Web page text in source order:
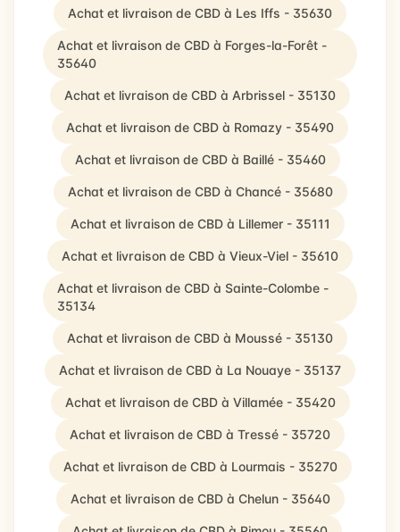
Achat et livraison de CBD à Les Iffs - 35630
Achat et livraison de CBD à Forges-la-Forêt -
35640
Achat et livraison de CBD à Arbrissel - 35130
Achat et livraison de CBD à Romazy - 35490
Achat et livraison de CBD à Baillé - 35460
Achat et livraison de CBD à Chancé - 35680
Achat et livraison de CBD à Lillemer - 35111
Achat et livraison de CBD à Vieux-Viel - 35610
Achat et livraison de CBD à Sainte-Colombe -
35134
Achat et livraison de CBD à Moussé - 35130
Achat et livraison de CBD à La Nouaye - 35137
Achat et livraison de CBD à Villamée - 35420
Achat et livraison de CBD à Tressé - 35720
Achat et livraison de CBD à Lourmais - 35270
Achat et livraison de CBD à Chelun - 35640